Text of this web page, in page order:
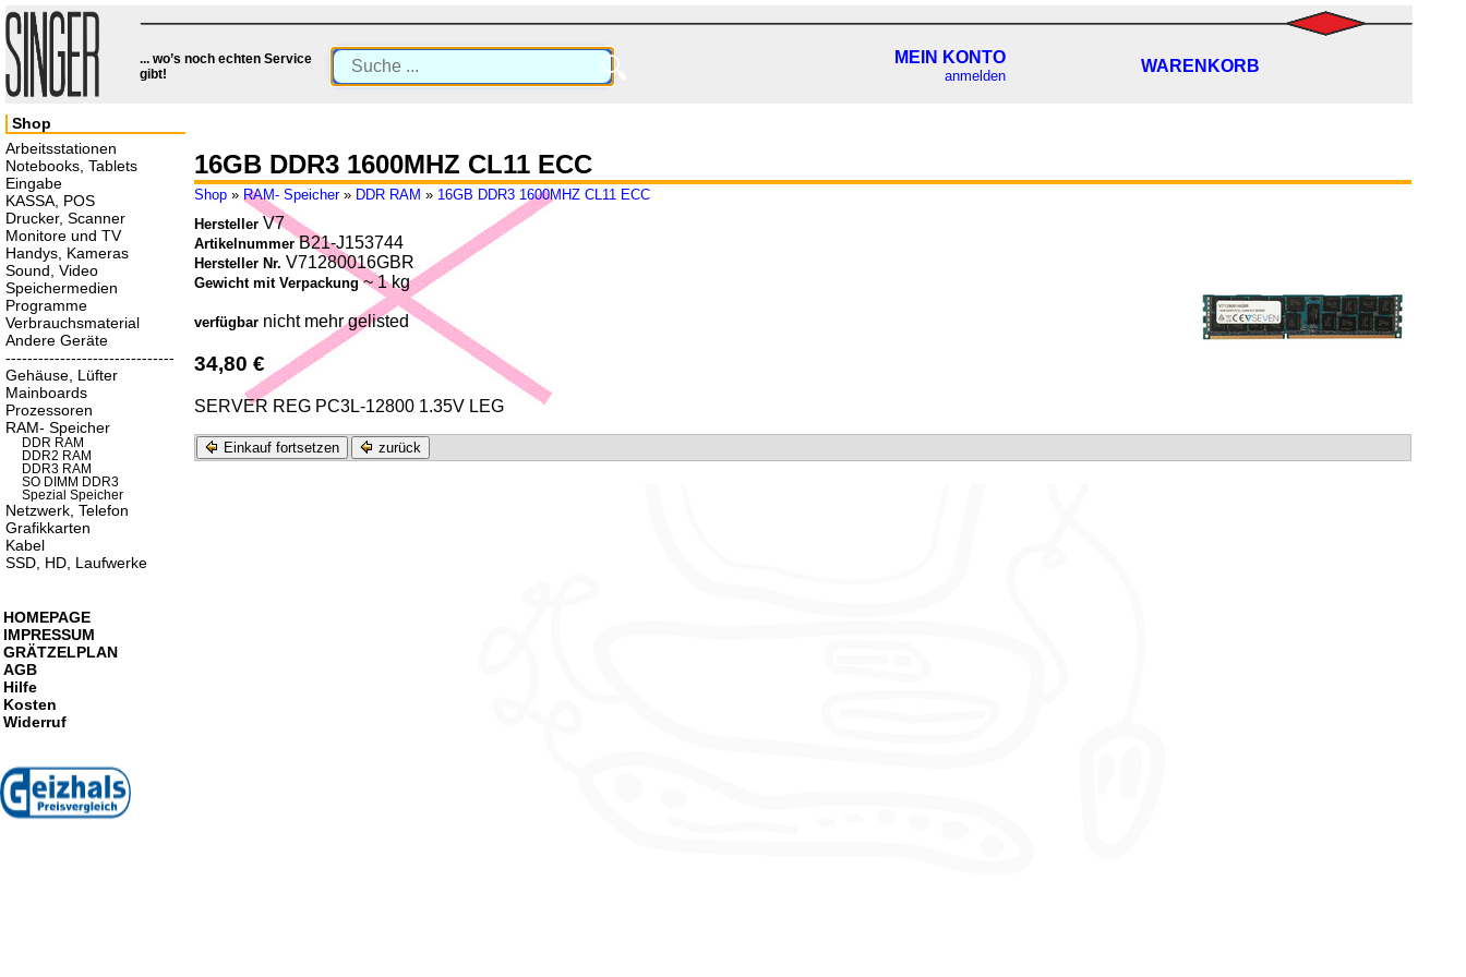
... wo’s noch echten Service
gibt!
🔍 MEIN KONTO
anmelden
WARENKORB
16GB DDR3 1600MHZ CL11 ECC
Shop » RAM- Speicher» DDR RAM » 16GB DDR3 1600MHZ CL11 ECC
Hersteller V7
ArtikelnummerB21-J153744
Hersteller Nr. V71280016GBR
Gewicht mit Verpackung~ 1 kg
verfügbar nicht mehr gelisted
34,80 €
SERVER REG PC3L-12800 1.35V LEG
Einkauf fortsetzen zurück
Shop
Arbeitsstationen
Notebooks, Tablets
Eingabe
KASSA, POS
Drucker, Scanner
Monitore und TV
Handys, Kameras
Sound, Video
Speichermedien
Programme
Verbrauchsmaterial
Andere Geräte
-------------------------------
Gehäuse, Lüfter
Mainboards
Prozessoren
RAM- Speicher
DDR RAM
DDR2 RAM
DDR3 RAM
SO DIMM DDR3
Spezial Speicher
Netzwerk, Telefon
Grafikkarten
Kabel
SSD, HD, Laufwerke
HOMEPAGE
IMPRESSUM
GRÄTZELPLAN
AGB
Hilfe
Kosten
Widerruf